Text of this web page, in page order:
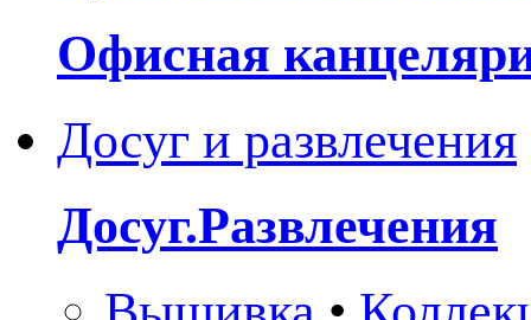
Офисная
Досуг и развлечения
Досуг.Развлечения